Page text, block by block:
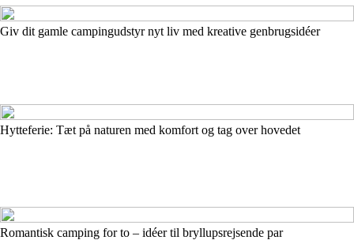
Giv dit gamle campingudstyr nyt liv med kreative genbrugsidéer
Hytteferie: Tæt på naturen med komfort og tag over hovedet
Romantisk camping for to – idéer til bryllupsrejsende par